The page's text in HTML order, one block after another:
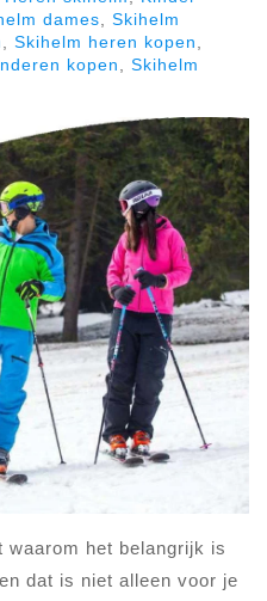
dames, Skihelm
, Skihelm heren kopen ,
kopen, Skihelm
waarom het belangrijk is
dat is niet alleen voor je